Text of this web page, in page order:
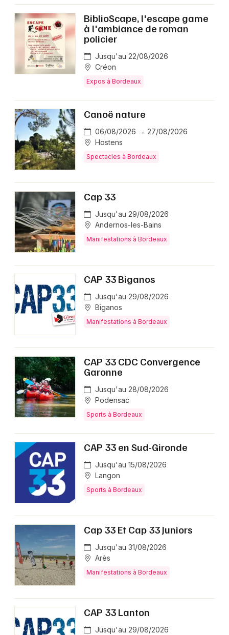
BiblioScape, l'escape game
à l'ambiance de roman
policier
Jusqu'au 22/08/2026
Créon
Expos à Bordeaux
Canoë nature
06/08/2026 → 27/08/2026
Hostens
Spectacles à Bordeaux
Cap 33
Jusqu'au 29/08/2026
Andernos-les-Bains
Manifestations à Bordeaux
CAP 33 Biganos
Jusqu'au 29/08/2026
Biganos
Manifestations à Bordeaux
CAP 33 CDC Convergence
Garonne
Jusqu'au 28/08/2026
Podensac
Sports à Bordeaux
CAP 33 en Sud-Gironde
Jusqu'au 15/08/2026
Langon
Sports à Bordeaux
Cap 33 Et Cap 33 Juniors
Jusqu'au 31/08/2026
Arès
Manifestations à Bordeaux
CAP 33 Lanton
Jusqu'au 29/08/2026